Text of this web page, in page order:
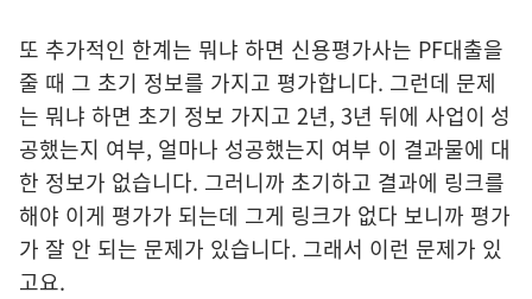
또 추가적인 한계는 뭐냐 하면 신용평가사는 PF대출을
줄 때 그 초기 정보를 가지고 평가합니다. 그런데 문제
는 뭐냐 하면 초기 정보 가지고 2년, 3년 뒤에 사업이 성
공했는지 여부, 얼마나 성공했는지 여부 이 결과물에 대
한 정보가 없습니다. 그러니까 초기하고 결과에 링크를
해야 이게 평가가 되는데 그게 링크가 없다 보니까 평가
가 잘 안 되는 문제가 있습니다. 그래서 이런 문제가 있
고요.